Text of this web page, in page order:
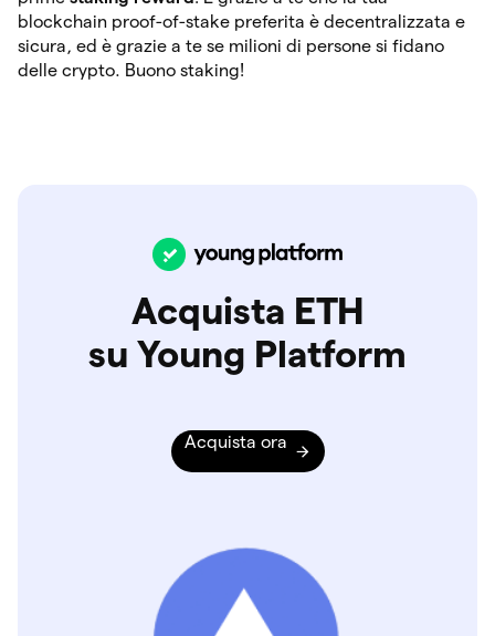
blockchain proof-of-stake preferita è decentralizzata e
sicura, ed è grazie a te se milioni di persone si fidano
delle crypto. Buono staking!
Acquista ETH
su Young Platform
Acquista ora